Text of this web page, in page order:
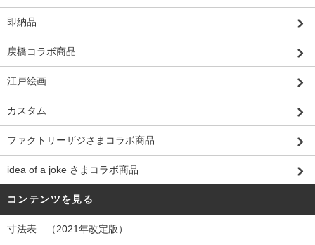
即納品
戻橋コラボ商品
江戸絵画
カスタム
ファクトリーザジさまコラボ商品
idea of a joke さまコラボ商品
コンテンツを見る
寸法表 （2021年改定版）